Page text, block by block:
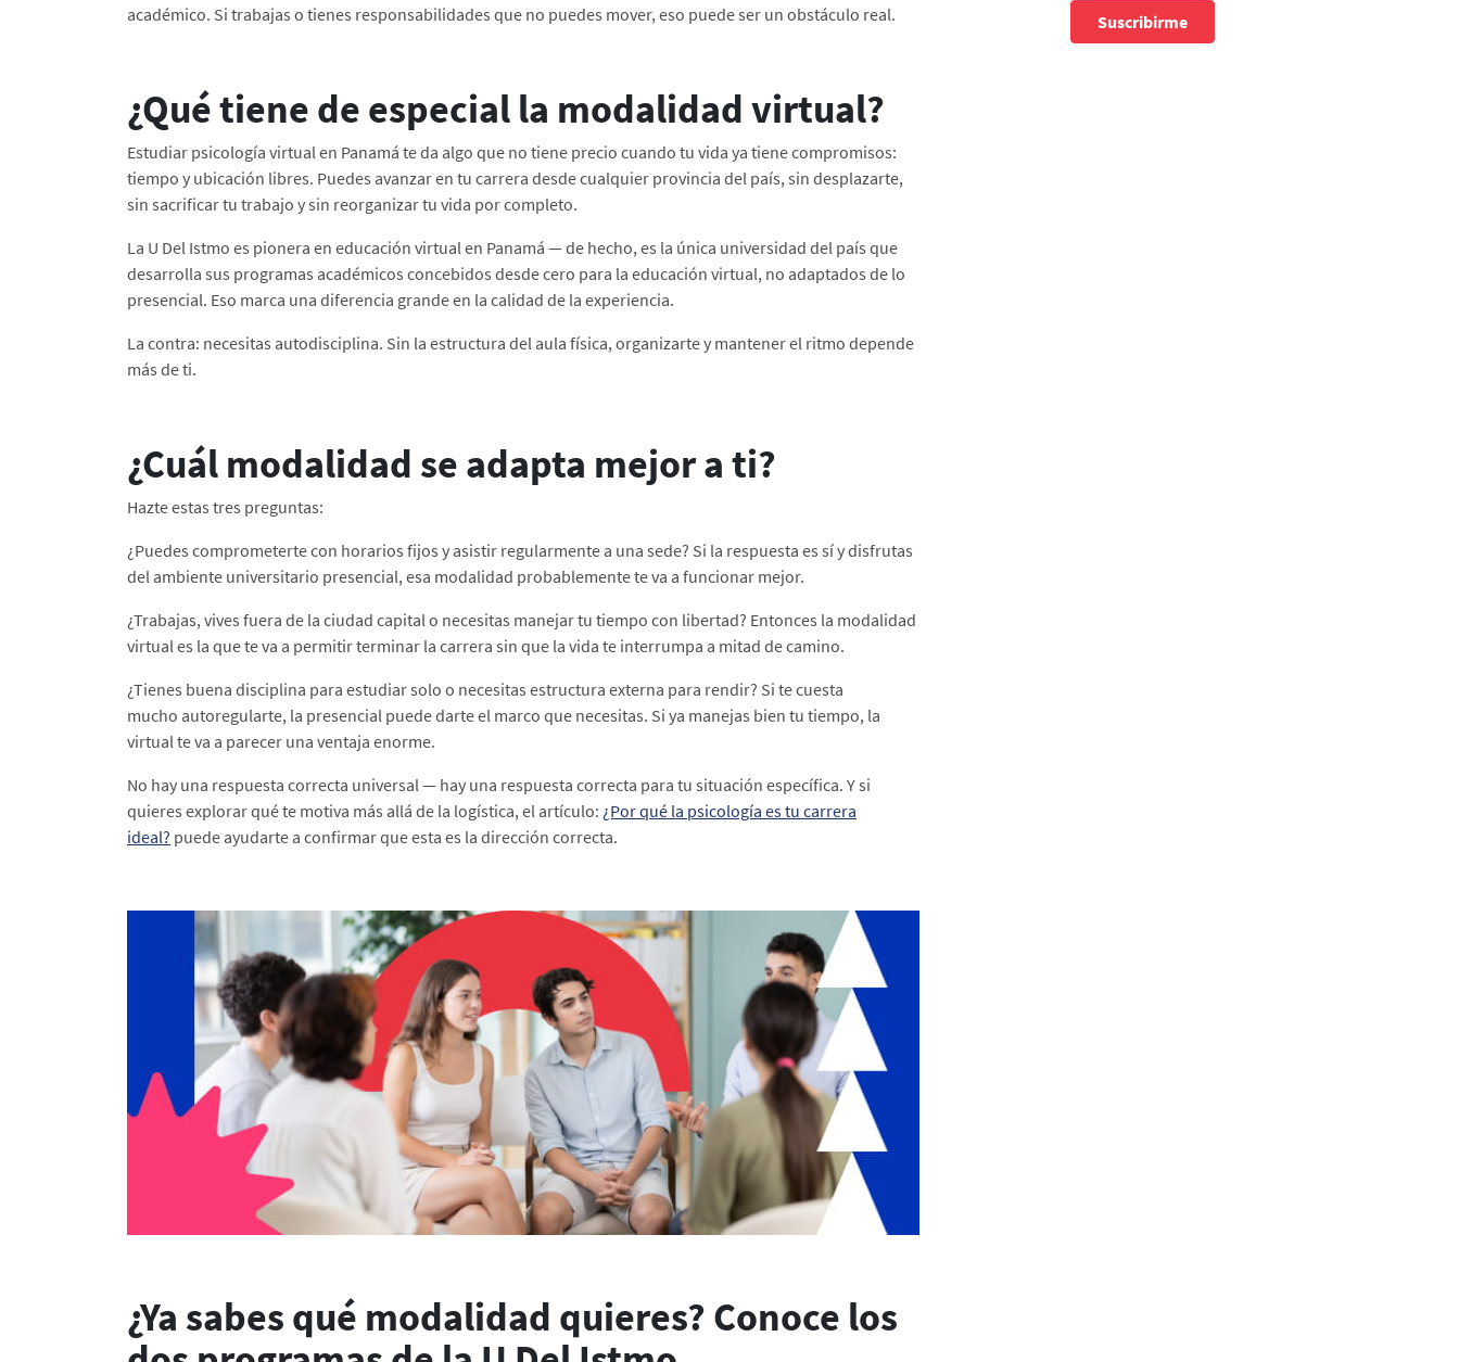
académico. Si trabajas o tienes responsabilidades que no puedes mover, eso puede ser un obstáculo real.
¿Qué tiene de especial la modalidad virtual?
Estudiar psicología virtual en Panamá te da algo que no tiene precio cuando tu vida ya tiene compromisos:
tiempo y ubicación libres. Puedes avanzar en tu carrera desde cualquier provincia del país, sin desplazarte,
sin sacrificar tu trabajo y sin reorganizar tu vida por completo.
La U Del Istmo es pionera en educación virtual en Panamá — de hecho, es la única universidad del país que
desarrolla sus programas académicos concebidos desde cero para la educación virtual, no adaptados de lo
presencial. Eso marca una diferencia grande en la calidad de la experiencia.
La contra: necesitas autodisciplina. Sin la estructura del aula física, organizarte y mantener el ritmo depende
más de ti.
¿Cuál modalidad se adapta mejor a ti?
Hazte estas tres preguntas:
¿Puedes comprometerte con horarios fijos y asistir regularmente a una sede? Si la respuesta es sí y disfrutas
del ambiente universitario presencial, esa modalidad probablemente te va a funcionar mejor.
¿Trabajas, vives fuera de la ciudad capital o necesitas manejar tu tiempo con libertad? Entonces la modalidad
virtual es la que te va a permitir terminar la carrera sin que la vida te interrumpa a mitad de camino.
¿Tienes buena disciplina para estudiar solo o necesitas estructura externa para rendir? Si te cuesta
mucho autoregularte, la presencial puede darte el marco que necesitas. Si ya manejas bien tu tiempo, la
virtual te va a parecer una ventaja enorme.
No hay una respuesta correcta universal — hay una respuesta correcta para tu situación específica. Y si
quieres explorar qué te motiva más allá de la logística, el artículo: ¿Por qué la psicología es tu carrera
ideal? puede ayudarte a confirmar que esta es la dirección correcta.
¿Ya sabes qué modalidad quieres? Conoce los
Suscribirme